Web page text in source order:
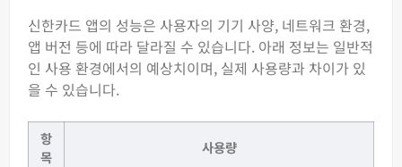
신한카드 앱의 성능은 사용자의 기기 사양, 네트워크 환경,
앱 버전 등에 따라 달라질 수 있습니다. 아래 정보는 일반적
인 사용 환경에서의 예상치이며, 실제 사용량과 차이가 있
을 수 있습니다.
항
목
사용량